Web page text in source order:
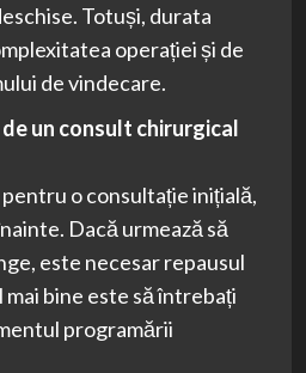
Totuși, durata
operației și de
de vindecare.
un consult chirurgical
o consultație inițială,
Dacă urmează să
este necesar repausul
bine este să întrebați
programării